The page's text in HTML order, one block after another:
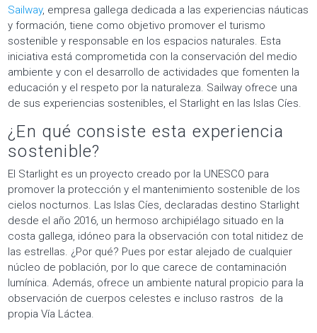
Sailway, empresa gallega dedicada a las experiencias náuticas
y formación, tiene como objetivo promover el turismo
sostenible y responsable en los espacios naturales. Esta
iniciativa está comprometida con la conservación del medio
ambiente y con el desarrollo de actividades que fomenten la
educación y el respeto por la naturaleza. Sailway ofrece una
de sus experiencias sostenibles, el Starlight en las Islas Cíes.
¿En qué consiste esta experiencia
sostenible?
El Starlight es un proyecto creado por la UNESCO para
promover la protección y el mantenimiento sostenible de los
cielos nocturnos. Las Islas Cíes, declaradas destino Starlight
desde el año 2016, un hermoso archipiélago situado en la
costa gallega, idóneo para la observación con total nitidez de
las estrellas. ¿Por qué? Pues por estar alejado de cualquier
núcleo de población, por lo que carece de contaminación
lumínica. Además, ofrece un ambiente natural propicio para la
observación de cuerpos celestes e incluso rastros de la
propia Vía Láctea.